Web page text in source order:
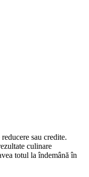
sau credite.
culinare
totul la îndemână în